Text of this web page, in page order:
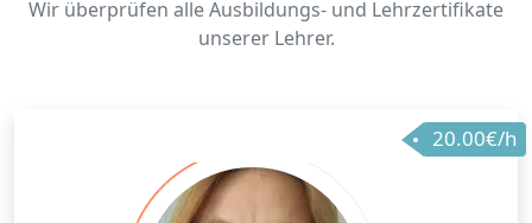
Wir überprüfen alle Ausbildungs- und Lehrzertifikate
unserer Lehrer.
20.00€/h